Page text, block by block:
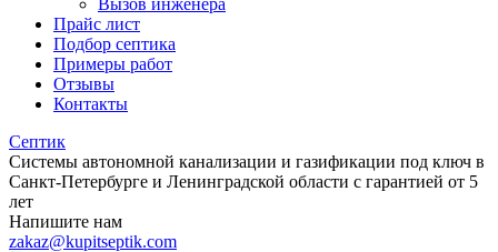
Вызов инженера
Прайс лист
Подбор септика
Примеры работ
Отзывы
Контакты
Септик
Системы автономной канализации и газификации под ключ в
Санкт-Петербурге и Ленинградской области с гарантией от 5
лет
Напишите нам
zakaz@kupitseptik.com